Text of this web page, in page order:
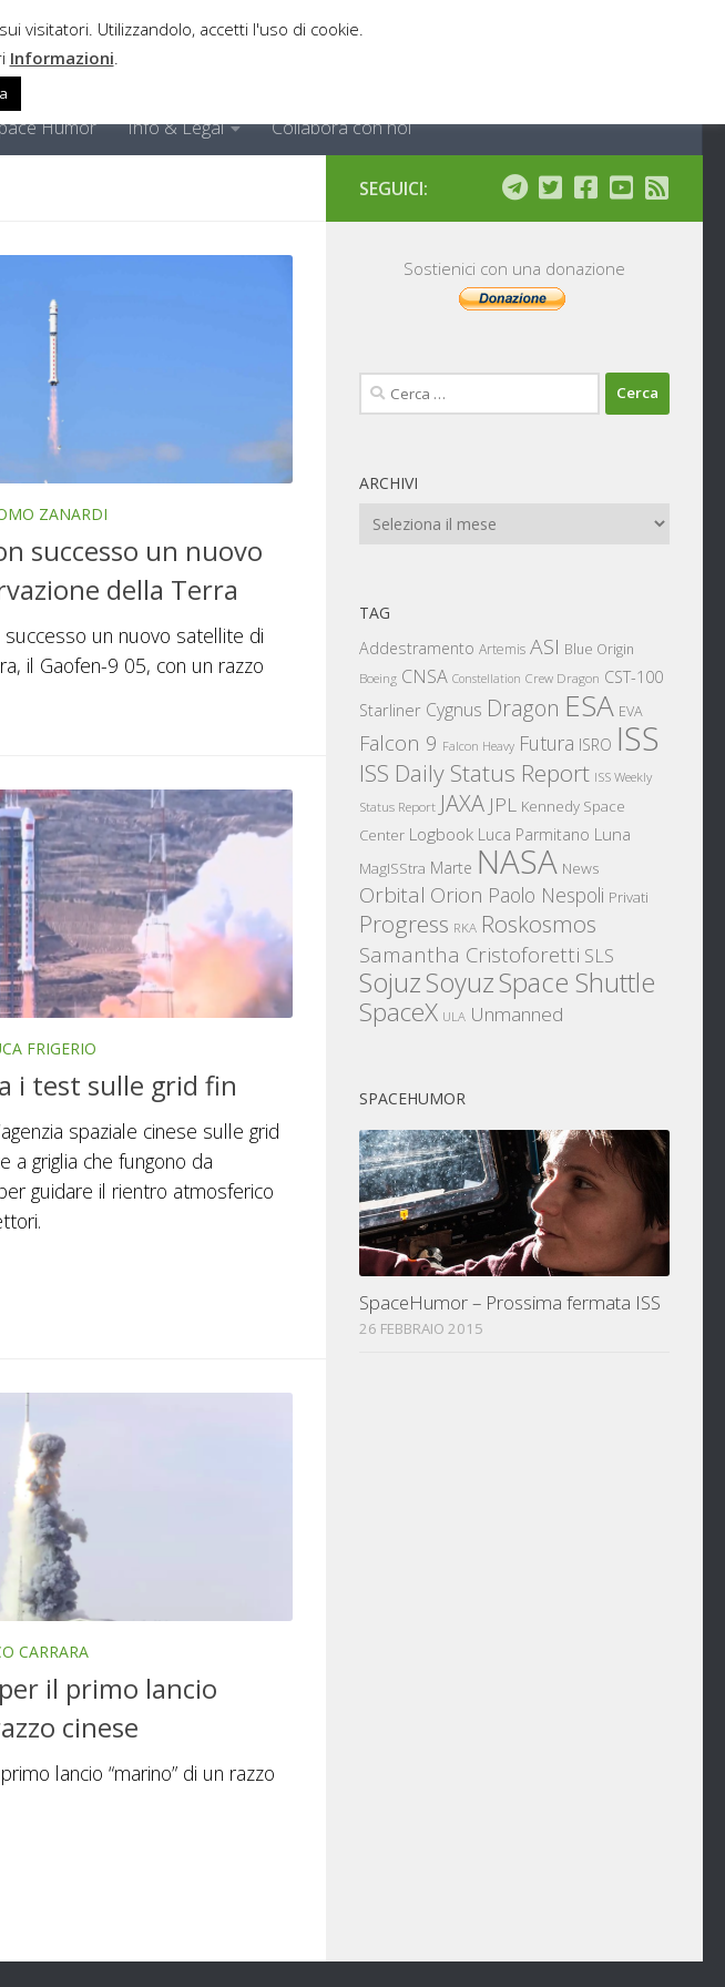
Humor Info & Legal Collabora con noi
ZANARDI
successo un nuovo
della Terra
successo un nuovo satellite di
il Gaofen-9 05, con un razzo
FRIGERIO
i test sulle grid fin
spaziale cinese sulle grid
griglia che fungono da
guidare il rientro atmosferico
CARRARA
il primo lancio
cinese
lancio “marino” di un razzo
SEGUICI:
Sostienici con una donazione
Ricerca
per:
ARCHIVI
Archivi
TAG
Addestramento Artemis ASI Blue Origin
Boeing CNSA Constellation Crew Dragon CST-100
Starliner Cygnus Dragon ESA EVA
Falcon 9 Falcon Heavy Futura ISRO ISS
ISS Daily Status Report ISS Weekly
Status Report JAXA JPL Kennedy Space
Center Logbook Luca Parmitano Luna
MagISStra Marte NASA News
Orbital Orion Paolo Nespoli Privati
Progress RKA Roskosmos
Samantha Cristoforetti SLS
SojuzSoyuzSpace Shuttle
SpaceX ULA Unmanned
SPACEHUMOR
SpaceHumor – Prossima fermata ISS
26 FEBBRAIO 2015
visitatori. Utilizzandolo, accetti l'uso di cookie.
Informazioni